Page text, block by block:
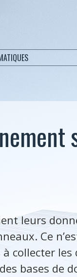
leurs
Ce
collecter
bases de